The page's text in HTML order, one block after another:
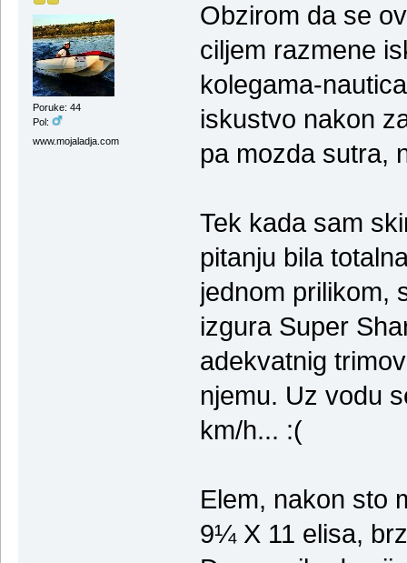
Poruke: 44
Pol:
www.mojaladja.com
Obzirom da se
ciljem razmene
kolegama-
iskustvo nakon
pa mozda sutra,
Tek kada sam
pitanju bila
jednom prilikom,
izgura Super
adekvatnig
njemu. Uz vodu
km/h... :(
Elem, nakon sto
9¼ X 11 elisa,